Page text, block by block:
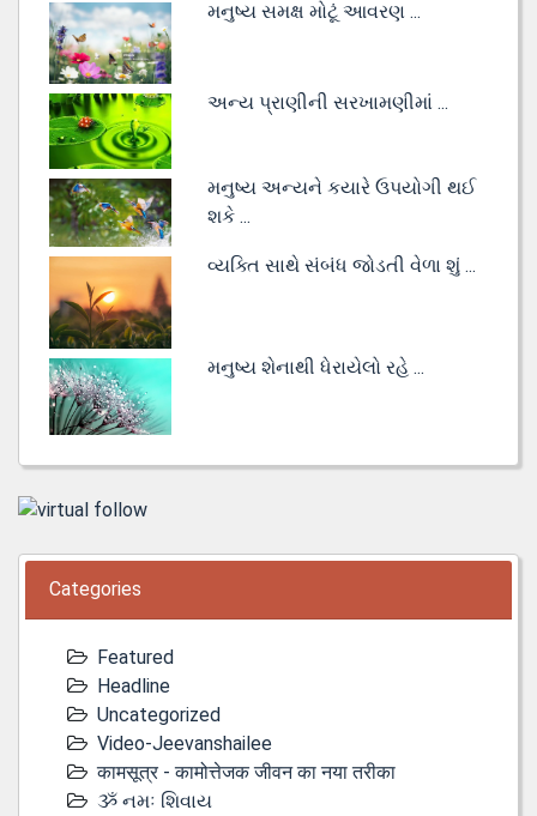
મનુષ્ય સમક્ષ મોટૂં આવરણ ...
અન્ય પ્રાણીની સરખામણીમાં ...
મનુષ્ય અન્યને કયારે ઉપયોગી થઈ
શકે ...
વ્યક્તિ સાથે સંબંધ જોડતી વેળા શું ...
મનુષ્ય શેનાથી ધેરાયેલો રહે ...
Categories
Featured
Headline
Uncategorized
Video-Jeevanshailee
कामसूत्र - कामोत्तेजक जीवन का नया तरीका
ૐ નમઃ શિવાય